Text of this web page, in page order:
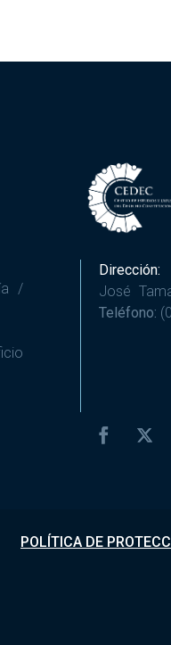
/
Dirección:
José
Teléfono:
POLÍTICA DE